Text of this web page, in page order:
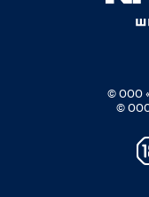
© ООО
© ООО